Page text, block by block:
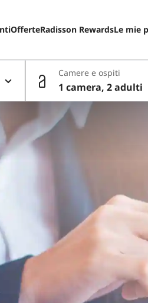
OfferteRadisson RewardsLe mie
Camere e ospiti
1 camera, 2 adulti